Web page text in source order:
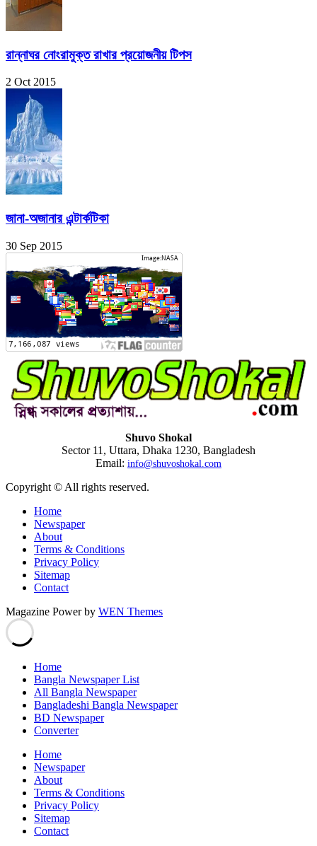
রান্নাঘর নোংরামুক্ত রাখার প্রয়োজনীয় টিপস
2 Oct 2015
জানা-অজানার এন্টার্কটিকা
30 Sep 2015
Shuvo Shokal
Sector 11, Uttara, Dhaka 1230, Bangladesh
Email: info@shuvoshokal.com
Copyright © All rights reserved.
Home
Newspaper
About
Terms & Conditions
Privacy Policy
Sitemap
Contact
Magazine Power by WEN Themes
Home
Bangla Newspaper List
All Bangla Newspaper
Bangladeshi Bangla Newspaper
BD Newspaper
Converter
Home
Newspaper
About
Terms & Conditions
Privacy Policy
Sitemap
Contact